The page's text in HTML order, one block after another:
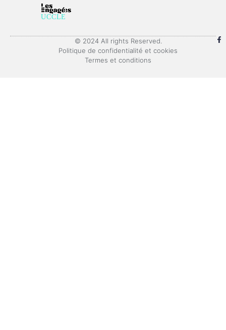
© 2024 All rights Reserved.
Politique de confidentialité et cookies
Termes et conditions